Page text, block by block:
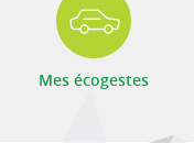
Mes écogestes